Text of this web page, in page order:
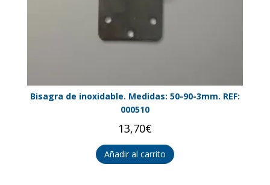
Bisagra de inoxidable. Medidas: 50-90-3mm. REF:
000510
13,70€
Añadir al carrito